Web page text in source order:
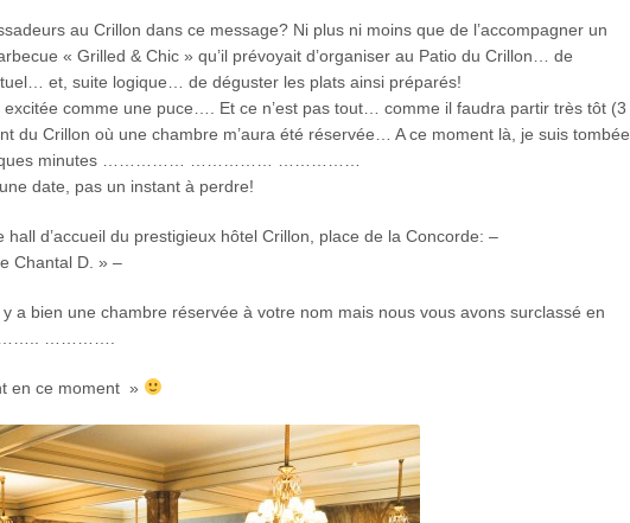
au Crillon dans ce message? Ni plus ni moins que de l’accompagner un
« Grilled & Chic » qu’il prévoyait d’organiser au Patio du Crillon… de
et, suite logique… de déguster les plats ainsi préparés!
comme une puce…. Et ce n’est pas tout… comme il faudra partir très tôt (3
du Crillon où une chambre m’aura été réservée… A ce moment là, je suis tombée
quelques minutes …………… …………… ……………
date, pas un instant à perdre!
d’accueil du prestigieux hôtel Crillon, place de la Concorde: –
Chantal D. » –
a bien une chambre réservée à votre nom mais nous vous avons surclassé en
………….
en ce moment »